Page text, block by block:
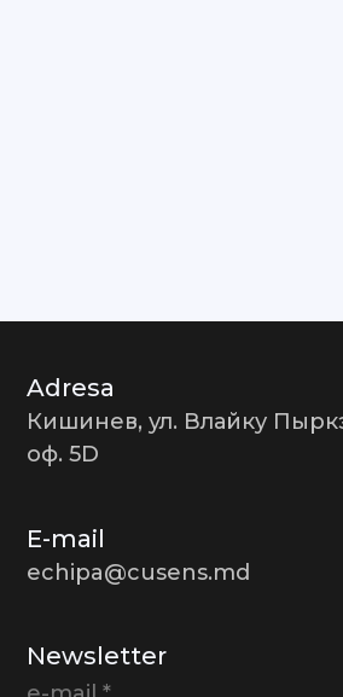
Adresa
Кишинев, ул. Влайку
оф. 5D
E-mail
echipa@cusens.md
Newsletter